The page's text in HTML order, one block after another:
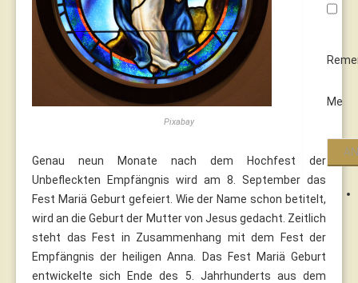
Me
Pixabay
Genau neun Monate nach dem Hochfest der
Unbefleckten Empfängnis wird am 8. September das
Fest Mariä Geburt gefeiert. Wie der Name schon betitelt,
wird an die Geburt der Mutter von Jesus gedacht. Zeitlich
steht das Fest in Zusammenhang mit dem Fest der
Empfängnis der heiligen Anna. Das Fest Mariä Geburt
entwickelte sich Ende des 5. Jahrhunderts aus dem